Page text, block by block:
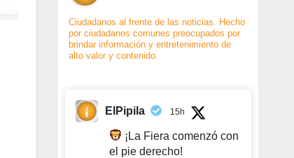
Ciudadanos al frente de las noticias. Hecho
por ciudadanos comunes preocupados por
brindar información y entretenimiento de
alto valor y contenido.
ElPipila 15h
¡La Fiera comenzó con
el pie derecho!